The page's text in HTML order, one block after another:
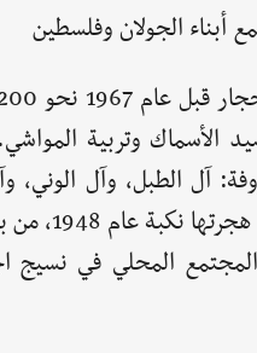
الجولان وفلسطين
الأسماك وتربية
آل الطبل، وآل
فيها عائلات
المجتمع المحلي في نسيج